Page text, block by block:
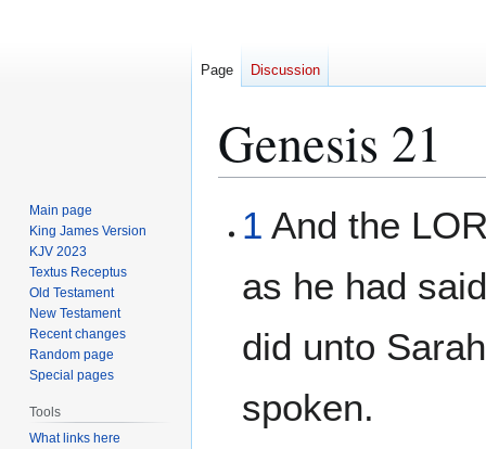
Genesis 21
toto
1 And the
as he had
did unto
spoken.
Page Discussion
Main page
King James Version
KJV 2023
Textus Receptus
Old Testament
New Testament
Recent changes
Random page
Special pages
Tools
What links here